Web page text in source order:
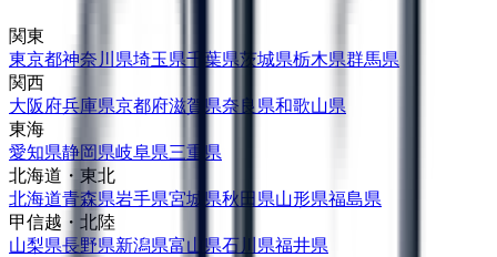
関東
東京都神奈川県埼玉県千葉県茨城県栃木県群馬県
関西
大阪府兵庫県京都府滋賀県奈良県和歌山県
東海
愛知県静岡県岐阜県三重県
北海道・東北
北海道青森県岩手県宮城県秋田県山形県福島県
甲信越・北陸
山梨県長野県新潟県富山県石川県福井県